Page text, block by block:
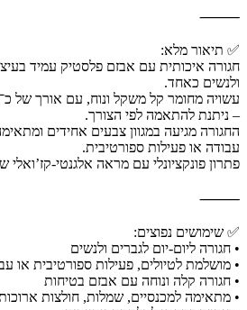
⸻
✅ תיאור מלא:
חגורה איכותית עם אבזם פלסטיק עמיד
ולנשים כאחד.
– ניתנת להתאמה לפי הצורך.
החגורה מגיעה במגוון צבעים אחידים
עבודה או פעילות ספורטיבית.
פתרון פונקציונלי עם מראה אלגנטי-
⸻
✅ שימושים נפוצים:
• חגורה ליום-יום לגברים ולנשים
• מושלמת לטיולים, פעילות ספורטיבית או
• חגורה קלה ונוחה עם אבזם בטיחות
• מתאימה למכנסיים, שמלות, חולצות